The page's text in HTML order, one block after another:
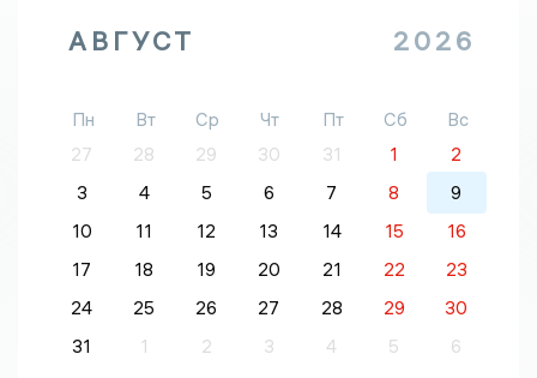
АВГУСТ 2026
Пн Вт Ср Чт Пт Сб
Вс
27
28 29 30 31 1
2
3
4 5 6 7 8
9
10
11 12 13 14 15
16
17
18 19 20 21 22
23
24
25 26 27 28 29
30
31
1 2 3 4 5 6